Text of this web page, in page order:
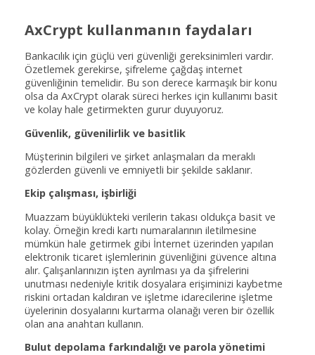
AxCrypt kullanmanın faydaları
Bankacılık için güçlü veri güvenliği gereksinimleri vardır.
Özetlemek gerekirse, şifreleme çağdaş internet
güvenliğinin temelidir. Bu son derece karmaşık bir konu
olsa da AxCrypt olarak süreci herkes için kullanımı basit
ve kolay hale getirmekten gurur duyuyoruz.
Güvenlik, güvenilirlik ve basitlik
Müşterinin bilgileri ve şirket anlaşmaları da meraklı
gözlerden güvenli ve emniyetli bir şekilde saklanır.
Ekip çalışması, işbirliği
Muazzam büyüklükteki verilerin takası oldukça basit ve
kolay. Örneğin kredi kartı numaralarının iletilmesine
mümkün hale getirmek gibi İnternet üzerinden yapılan
elektronik ticaret işlemlerinin güvenliğini güvence altına
alır. Çalışanlarınızın işten ayrılması ya da şifrelerini
unutması nedeniyle kritik dosyalara erişiminizi kaybetme
riskini ortadan kaldıran ve işletme idarecilerine işletme
üyelerinin dosyalarını kurtarma olanağı veren bir özellik
olan ana anahtarı kullanın.
Bulut depolama farkındalığı ve parola yönetimi